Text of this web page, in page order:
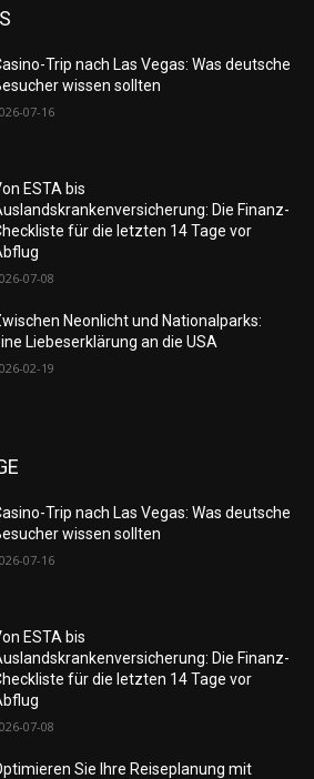
Trip nach Las Vegas: Was deutsche
wissen sollten
07-16
ESTA bis
Die Finanz-
für die letzten 14 Tage vor
07-08
Neonlicht und Nationalparks:
Liebeserklärung an die USA
02-19
Trip nach Las Vegas: Was deutsche
wissen sollten
07-16
ESTA bis
Die Finanz-
für die letzten 14 Tage vor
07-08
Sie Ihre Reiseplanung mit